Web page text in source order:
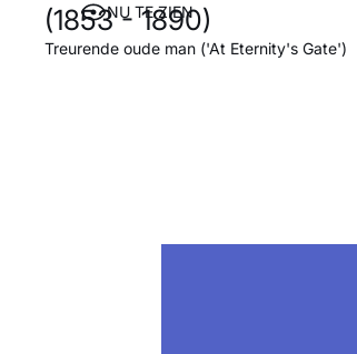
NU TE ZIEN
(1853 - 1890)
Treurende oude man ('At Eternity's Gate')